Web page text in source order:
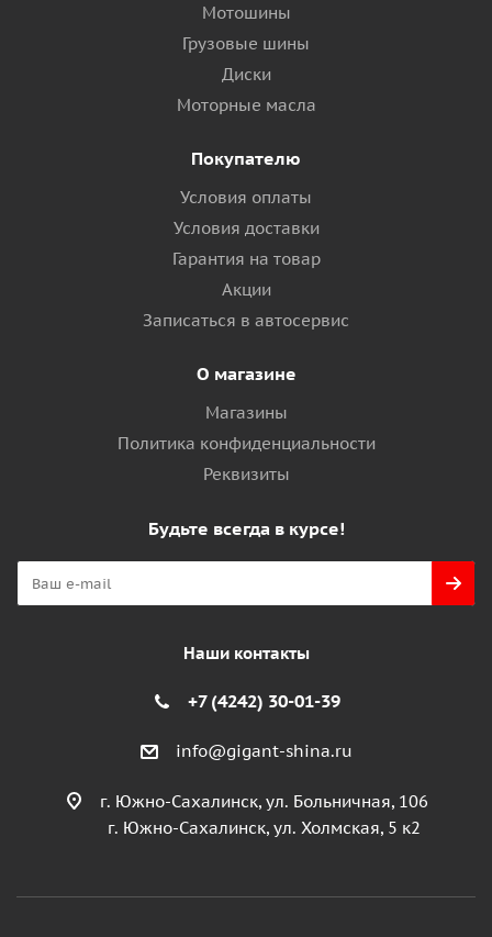
Мотошины
Грузовые шины
Диски
Моторные масла
Покупателю
Условия оплаты
Условия доставки
Гарантия на товар
Акции
Записаться в автосервис
О магазине
Магазины
Политика конфиденциальности
Реквизиты
Будьте всегда в курсе!
Наши контакты
+7 (4242) 30-01-39
info@gigant-shina.ru
г. Южно-Сахалинск, ул. Больничная, 106
г. Южно-Сахалинск, ул. Холмская, 5 к2